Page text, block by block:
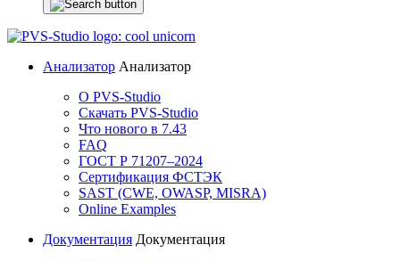
Анализатор Анализатор
О PVS-Studio
Скачать PVS-Studio
Что нового в 7.43
FAQ
ГОСТ Р 71207–2024
Сертификация ФСТЭК
SAST (CWE, OWASP, MISRA)
Online Examples
Документация Документация